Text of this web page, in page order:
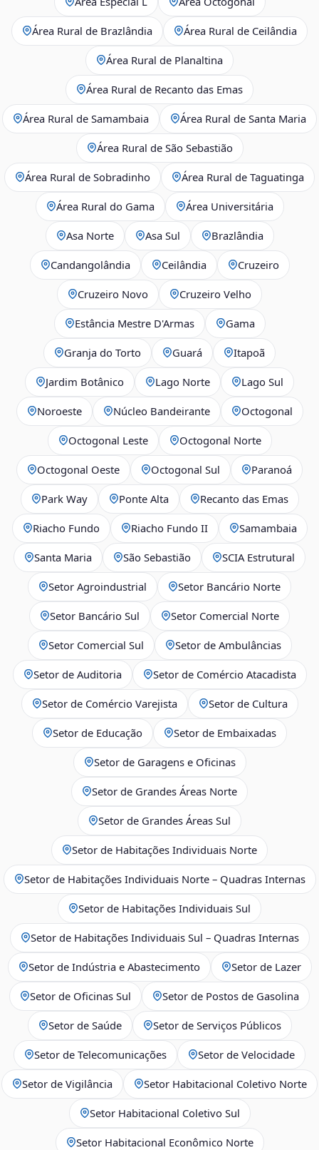
Área Rural de Brazlândia Área Rural de Ceilândia
Área Rural de Planaltina
Área Rural de Recanto das Emas
Área Rural de Samambaia Área Rural de Santa Maria
Área Rural de São Sebastião
Área Rural de Sobradinho Área Rural de Taguatinga
Área Rural do Gama Área Universitária
Asa Norte Asa Sul Brazlândia
Candangolândia Ceilândia Cruzeiro
Cruzeiro Novo Cruzeiro Velho
Estância Mestre D'Armas Gama
Granja do Torto Guará Itapoã
Jardim Botânico Lago Norte Lago Sul
Noroeste Núcleo Bandeirante Octogonal
Octogonal Leste Octogonal Norte
Octogonal Oeste Octogonal Sul Paranoá
Park Way Ponte Alta Recanto das Emas
Riacho Fundo Riacho Fundo II Samambaia
Santa Maria São Sebastião SCIA Estrutural
Setor Agroindustrial Setor Bancário Norte
Setor Bancário Sul Setor Comercial Norte
Setor Comercial Sul Setor de Ambulâncias
Setor de Auditoria Setor de Comércio Atacadista
Setor de Comércio Varejista Setor de Cultura
Setor de Educação Setor de Embaixadas
Setor de Garagens e Oficinas
Setor de Grandes Áreas Norte
Setor de Grandes Áreas Sul
Setor de Habitações Individuais Norte
Setor de Habitações Individuais Norte – Quadras Internas
Setor de Habitações Individuais Sul
Setor de Habitações Individuais Sul – Quadras Internas
Setor de Indústria e Abastecimento Setor de Lazer
Setor de Oficinas Sul Setor de Postos de Gasolina
Setor de Saúde Setor de Serviços Públicos
Setor de Telecomunicações Setor de Velocidade
Setor de Vigilância Setor Habitacional Coletivo Norte
Setor Habitacional Coletivo Sul
Setor Habitacional Econômico Norte